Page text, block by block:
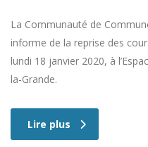
La Communauté de
informe de la reprise des
lundi 18 janvier 2020, à
la-Grande.
Lire plus